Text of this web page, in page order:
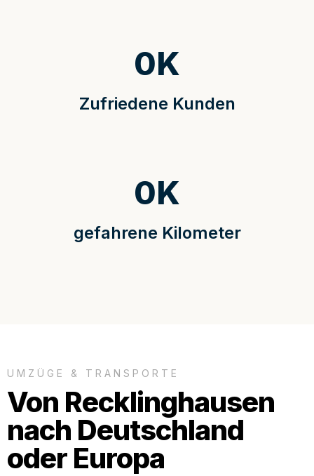
Zufriedene Kunden
0K
gefahrene Kilometer
0K
UMZÜGE & TRANSPORTE
Von Recklinghausen
nach Deutschland
oder Europa